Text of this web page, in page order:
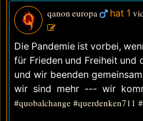
qanon europa hat 1
Die Pandemie ist vorbei,
für Frieden und Freiheit und
und wir beenden
wir sind mehr --- wir
#quobalchange #querdenken711